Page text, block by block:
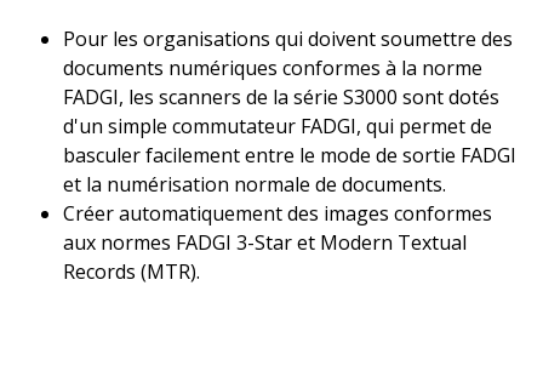
Pour les organisations qui doivent soumettre des
documents numériques conformes à la norme
FADGI, les scanners de la série S3000 sont dotés
d'un simple commutateur FADGI, qui permet de
basculer facilement entre le mode de sortie FADGI
et la numérisation normale de documents.
Créer automatiquement des images conformes
aux normes FADGI 3-Star et Modern Textual
Records (MTR).